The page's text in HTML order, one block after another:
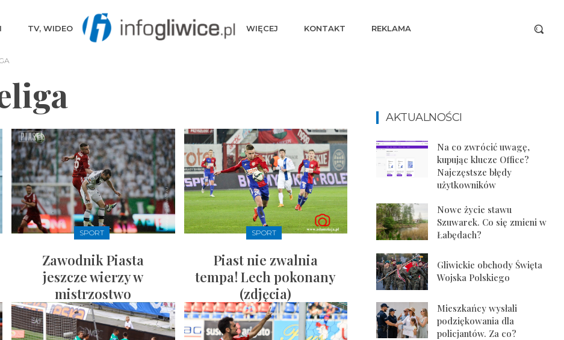
TV, WIDEO WIĘCEJ KONTAKT REKLAMA
SPORT
Zawodnik Piasta
jeszcze wierzy w
mistrzostwo
SPORT
Piast nie zwalnia
tempa! Lech pokonany
(zdjęcia)
AKTUALNOŚCI
Na co zwrócić uwagę,
kupując klucze Office?
Najczęstsze błędy
użytkowników
Nowe życie stawu
Szuwarek. Co się zmieni w
Łabędach?
Gliwickie obchody Święta
Wojska Polskiego
Mieszkańcy wysłali
podziękowania dla
policjantów. Za co?